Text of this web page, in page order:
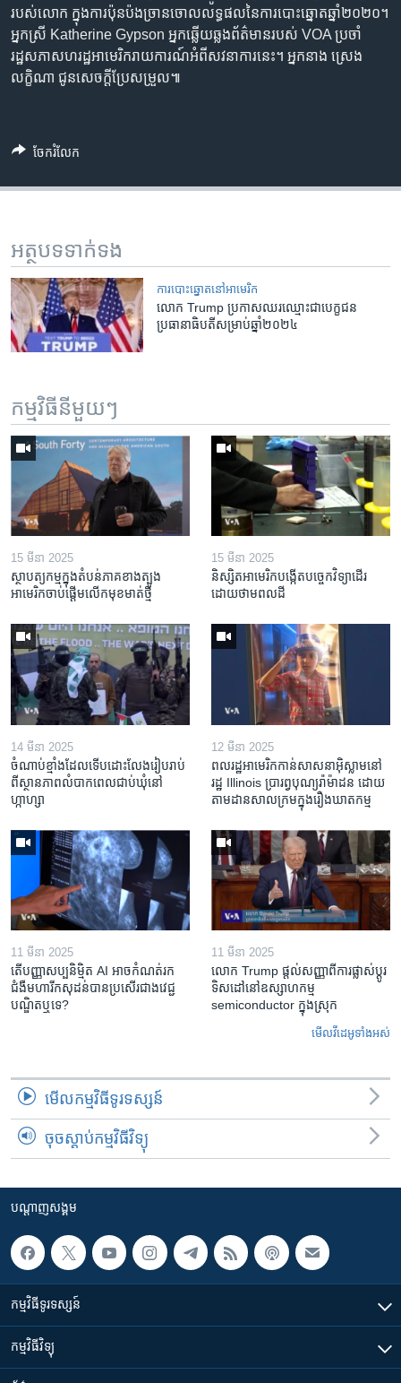
របស់លោក​ ក្នុង​ការ​ប៉ុនប៉ងច្រាន​ចោល​លទ្ធផល​នៃ​ការបោះឆ្នោត​ឆ្នាំ​២០២០។
អ្នកស្រី Katherine Gypson អ្នក​ឆ្លើយ​ឆ្លង​ព័ត៌មានរបស់​ VOA ប្រចាំ​​
រដ្ឋសភា​សហរដ្ឋ​អាមេរិក​រាយការណ៍​អំពី​សវនាការ​នេះ។ អ្នកនាង ស្រេង
លក្ខិណា ជូនសេចក្តី​ប្រែសម្រួល៕
ចែករំលែក
អត្ថបទ​ទាក់ទង
ការបោះឆ្នោតនៅអាមេរិក
លោក Trump ប្រកាស​ឈរ​ឈ្មោះ​ជា​បេក្ខជន​
ប្រធានាធិបតី​សម្រាប់​ឆ្នាំ២០២៤
កម្មវិធី​នីមួយៗ
15 មីនា 2025
ស្ថាបត្យកម្ម​ក្នុង​តំបន់​ភាគ​ខាង​ត្បូង​
អាមេរិក​ចាប់ផ្តើម​លើក​មុខមាត់​ថ្មី
15 មីនា 2025
និស្សិត​អាមេរិក​បង្កើត​បច្ចេកវិទ្យា​ដើរ​
ដោយ​ថាមពល​ដី
14 មីនា 2025
ចំណាប់ខ្មាំង​ដែល​ទើប​ដោះលែង​រៀបរាប់​
ពី​ស្ថានភាព​​លំបាក​ពេល​ជាប់​ឃុំ​នៅ​
ហ្កាហ្សា
12 មីនា 2025
ពលរដ្ឋអាមេរិក​កាន់សាសនា​អ៊ិស្លាម​នៅ
រដ្ឋ Illinois ​ប្រារព្វបុណ្យរ៉ាម៉ាដន ​ដោយ​
តាម​ដាន​​សាលក្រមក្នុងរឿងឃាតកម្ម
11 មីនា 2025
តើ​បញ្ញាសប្បនិម្មិត​ AI អាច​កំណត់​រក​
ជំងឺមហារីក​សុដន់​បាន​ប្រសើរ​ជាង​វេជ្ជ
បណ្ឌិត​ឬ​ទេ?
11 មីនា 2025
លោក Trump ផ្តល់សញ្ញាពីការផ្លាស់ប្តូរ
ទិសដៅនៅឧស្សាហកម្ម
semiconductor ក្នុងស្រុក
មើល​វីដេអូ​ទាំង​អស់
មើល​កម្មវិធី​ទូរទស្សន៍
ចុចស្តាប់កម្មវិធីវិទ្យុ
បណ្តាញ​សង្គម
កម្មវិធី​ទូរទស្សន៍
កម្មវិធី​វិទ្យុ